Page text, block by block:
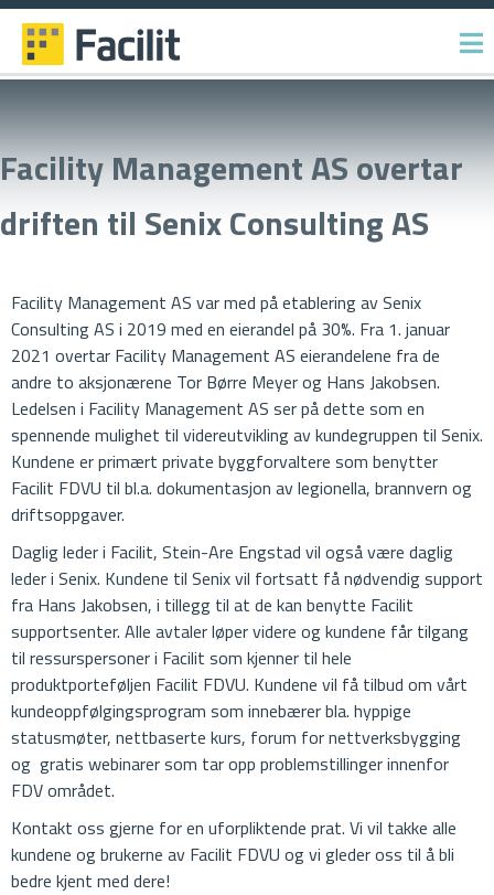
Gå
innhold
Facility Management AS overtar
driften til Senix Consulting AS
Facility Management AS var med på etablering av Senix
Consulting AS i 2019 med en eierandel på 30%. Fra 1. januar
2021 overtar Facility Management AS eierandelene fra de
andre to aksjonærene Tor Børre Meyer og Hans Jakobsen.
Ledelsen i Facility Management AS ser på dette som en
spennende mulighet til videreutvikling av kundegruppen til Senix.
Kundene er primært private byggforvaltere som benytter
Facilit FDVU til bl.a. dokumentasjon av legionella, brannvern og
driftsoppgaver.
Daglig leder i Facilit, Stein-Are Engstad vil også være daglig
leder i Senix. Kundene til Senix vil fortsatt få nødvendig support
fra Hans Jakobsen, i tillegg til at de kan benytte Facilit
supportsenter. Alle avtaler løper videre og kundene får tilgang
til ressurspersoner i Facilit som kjenner til hele
produktporteføljen Facilit FDVU. Kundene vil få tilbud om vårt
kundeoppfølgingsprogram som innebærer bla. hyppige
statusmøter, nettbaserte kurs, forum for nettverksbygging
og gratis webinarer som tar opp problemstillinger innenfor
FDV området.
Kontakt oss gjerne for en uforpliktende prat. Vi vil takke alle
kundene og brukerne av Facilit FDVU og vi gleder oss til å bli
bedre kjent med dere!